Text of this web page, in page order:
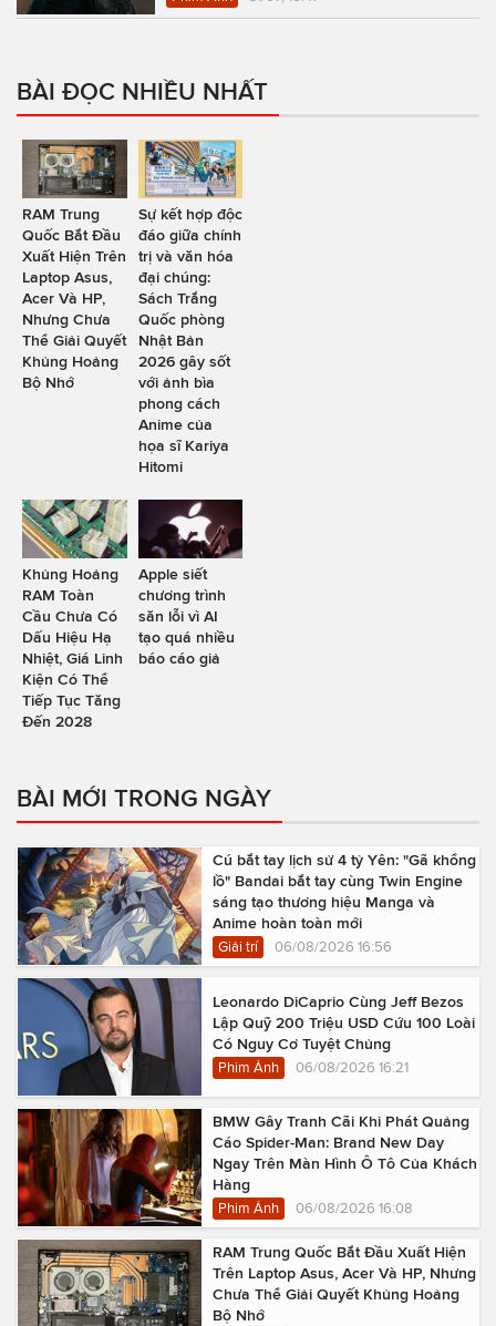
BÀI ĐỌC NHIỀU NHẤT
RAM Trung
Quốc Bắt Đầu
Xuất Hiện Trên
Laptop Asus,
Acer Và HP,
Nhưng Chưa
Thể Giải Quyết
Khủng Hoảng
Bộ Nhớ
Sự kết hợp độc
đáo giữa chính
trị và văn hóa
đại chúng:
Sách Trắng
Quốc phòng
Nhật Bản
2026 gây sốt
với ảnh bìa
phong cách
Anime của
họa sĩ Kariya
Hitomi
Khủng Hoảng
RAM Toàn
Cầu Chưa Có
Dấu Hiệu Hạ
Nhiệt, Giá Linh
Kiện Có Thể
Tiếp Tục Tăng
Đến 2028
Apple siết
chương trình
săn lỗi vì AI
tạo quá nhiều
báo cáo giả
BÀI MỚI TRONG NGÀY
Cú bắt tay lịch sử 4 tỷ Yên: "Gã khổng
lồ" Bandai bắt tay cùng Twin Engine
sáng tạo thương hiệu Manga và
Anime hoàn toàn mới
Giải trí 06/08/2026 16:56
Leonardo DiCaprio Cùng Jeff Bezos
Lập Quỹ 200 Triệu USD Cứu 100 Loài
Có Nguy Cơ Tuyệt Chủng
Phim Ảnh 06/08/2026 16:21
BMW Gây Tranh Cãi Khi Phát Quảng
Cáo Spider-Man: Brand New Day
Ngay Trên Màn Hình Ô Tô Của Khách
Hàng
Phim Ảnh 06/08/2026 16:08
RAM Trung Quốc Bắt Đầu Xuất Hiện
Trên Laptop Asus, Acer Và HP, Nhưng
Chưa Thể Giải Quyết Khủng Hoảng
Bộ Nhớ